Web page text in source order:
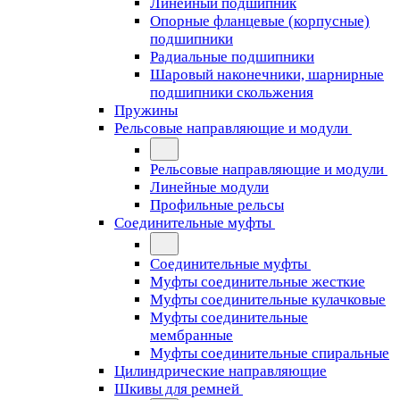
Опорные фланцевые (корпусные)
подшипники
Радиальные подшипники
Шаровый наконечники, шарнирные
подшипники скольжения
Пружины
Рельсовые направляющие и модули
Рельсовые направляющие и модули
Линейные модули
Профильные рельсы
Соединительные муфты
Соединительные муфты
Муфты соединительные жесткие
Муфты соединительные кулачковые
Муфты соединительные
мембранные
Муфты соединительные спиральные
Цилиндрические направляющие
Шкивы для ремней